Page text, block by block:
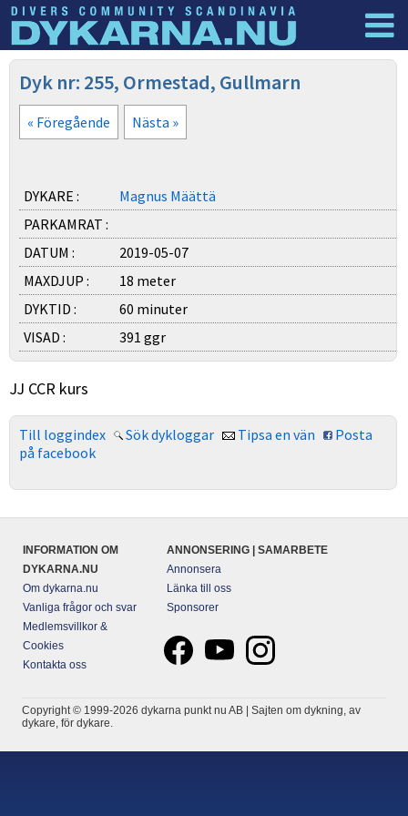
Dyknyheter
Dyk nr: 255, Ormestad, Gullmarn
« Föregående Nästa »
DYKARE :
Magnus Määttä
PARKAMRAT :
DATUM :
2019-05-07
MAXDJUP :
18 meter
DYKTID :
60 minuter
VISAD :
391 ggr
JJ CCR kurs
Till loggindex Sök dykloggar Tipsa en vän
Posta
på facebook
INFORMATION OM
DYKARNA.NU
Om dykarna.nu
Vanliga frågor och svar
Medlemsvillkor &
Cookies
Kontakta oss
ANNONSERING | SAMARBETE
Annonsera
Länka till oss
Sponsorer
Copyright © 1999-2026 dykarna punkt nu AB | Sajten om dykning, av
dykare, för dykare.